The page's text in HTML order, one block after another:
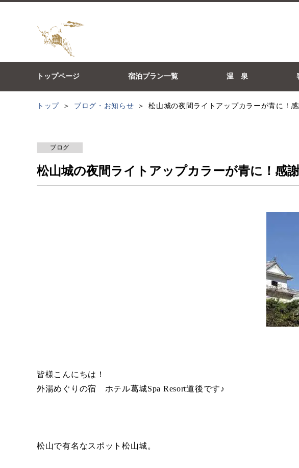
トップページ 宿泊プラン一覧 温 泉
トップ ブログ・お知らせ 松山城の夜間ライトアップカラーが青に！
ブログ
松山城の夜間ライトアップカラーが青に！感
皆様こんにちは！
外湯めぐりの宿 ホテル葛城Spa Resort道後です♪
松山で有名なスポット松山城。